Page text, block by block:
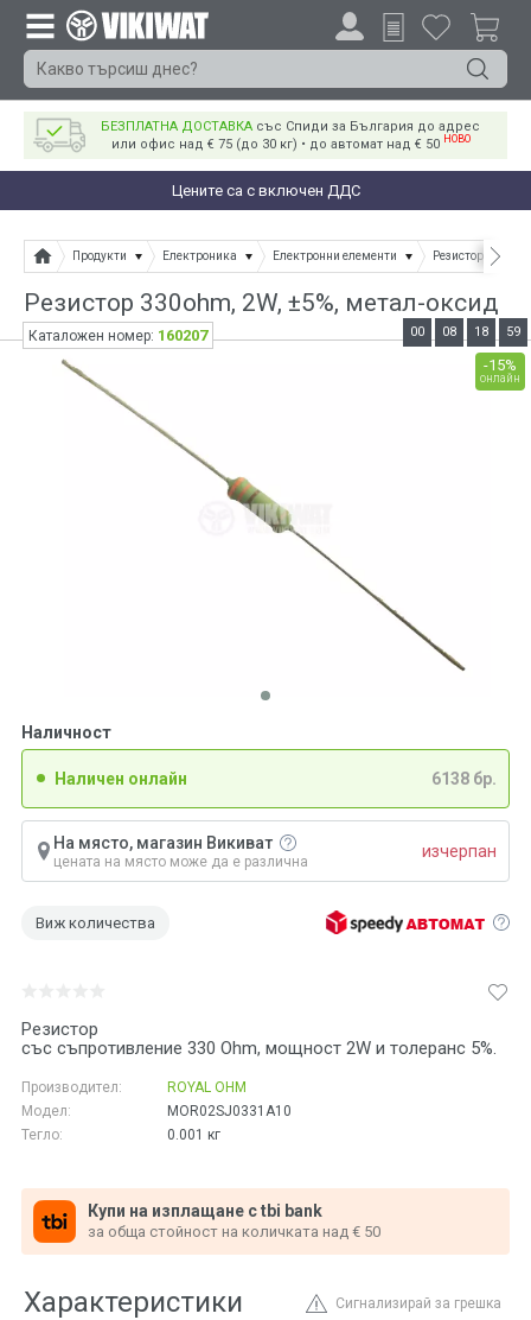
БЕЗПЛАТНА ДОСТАВКА със Спиди за България до адрес
или офис над € 75 (до 30 кг) • до автомат над € 50 НОВО
Цените са с включен ДДС
Продукти Електроника Електронни елементи Резистори
Резистор 330ohm, 2W, ±5%, метал-оксид
Резистор
със съпротивление 330 Ohm, мощност 2W и толеранс 5%.
Производител:
ROYAL OHM
Модел:
MOR02SJ0331A10
Тегло:
0.001 кг
Купи на изплащане с tbi bank
за обща стойност на количката над € 50
Наличност
Наличен онлайн 6138 бр.
На място, магазин Викиват
цената на място може да е различна
изчерпан
Виж количества
-15%
онлайн
00 08 18 59
Каталожен номер: 160207
Сигнализирай за грешка
Характеристики